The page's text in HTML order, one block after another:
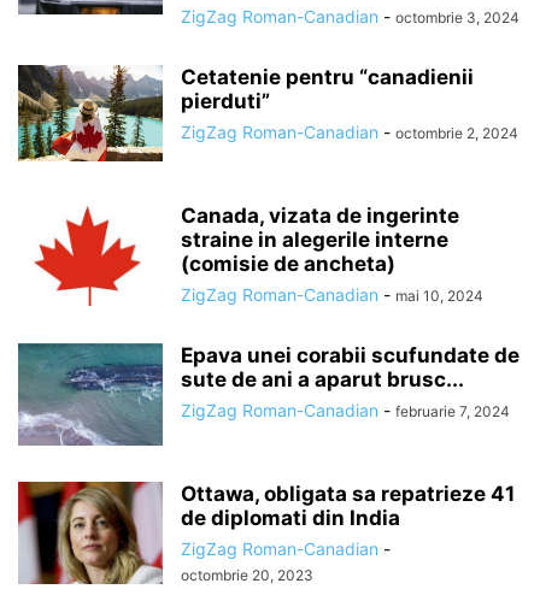
ZigZag Roman-Canadian - octombrie 3, 2024
Cetatenie pentru “canadienii
pierduti”
ZigZag Roman-Canadian - octombrie 2, 2024
Canada, vizata de ingerinte
straine in alegerile interne
(comisie de ancheta)
ZigZag Roman-Canadian - mai 10, 2024
Epava unei corabii scufundate de
sute de ani a aparut brusc...
ZigZag Roman-Canadian - februarie 7, 2024
Ottawa, obligata sa repatrieze 41
de diplomati din India
ZigZag Roman-Canadian -
octombrie 20, 2023